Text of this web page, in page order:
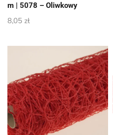
m | 5078 – Oliwkowy
8,05 zł